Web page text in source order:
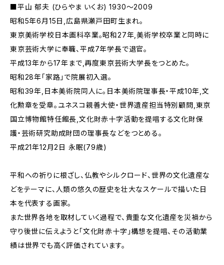
■平山 郁夫 (ひらやま いくお) 1930～2009
昭和5年6月15日,広島県瀬戸田町生まれ。
東京美術学校日本画科卒業。昭和27年,美術学校卒業と同時に
東京芸術大学に奉職、平成7年学長で退官。
平成13年から17年まで,再度東京芸術大学長をつとめた。
昭和28年「家路」で院展初入選。
昭和39年,日本美術院同人に。日本美術院理事長・平成10年,文
化勲章を受章。ユネスコ親善大使・世界遺産担当特別顧問,東京
国立博物館特任館長,文化財赤十字活動を提唱する文化財保
護・芸術研究助成財団の理事長などをつとめる。
平成21年12月2日 永眠(79歳)
平和への祈りに根ざし、仏教やシルクロード、世界の文化遺産な
どをテーマに、人類の悠久の歴史を壮大なスケールで描いた日
本を代表する画家。
また世界各地を取材していく過程で、貴重な文化遺産を災禍から
守り後世に伝えようと「文化財赤十字」構想を提唱、その活動業
績は世界でも高く評価されています。